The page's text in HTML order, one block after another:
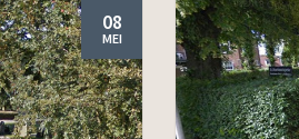
08
MEI